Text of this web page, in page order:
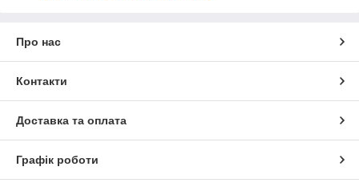
Про нас
Контакти
Доставка та оплата
Графік роботи